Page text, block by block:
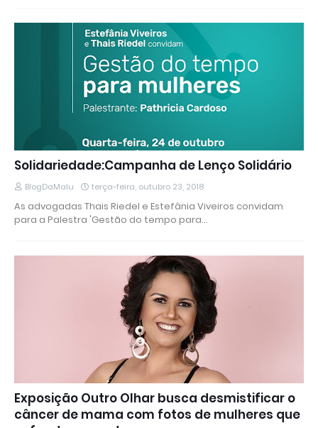
Solidariedade:Campanha de Lenço Solidário
BlogDaMalu terça-feira, outubro 23, 2018
As advogadas Thais Riedel e Estefânia Viveiros convidam
para a Palestra 'Gestão do tempo para…
Exposição Outro Olhar busca desmistificar o
câncer de mama com fotos de mulheres que